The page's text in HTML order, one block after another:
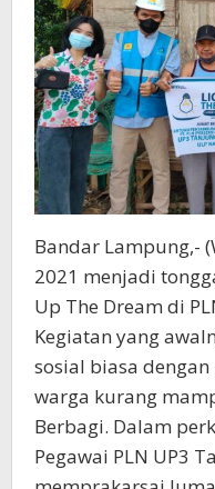
Bandar Lampung,-
2021 menjadi
Up The Dream di
Kegiatan yang
sosial biasa
warga kurang
Berbagi. Dalam
Pegawai PLN UP3